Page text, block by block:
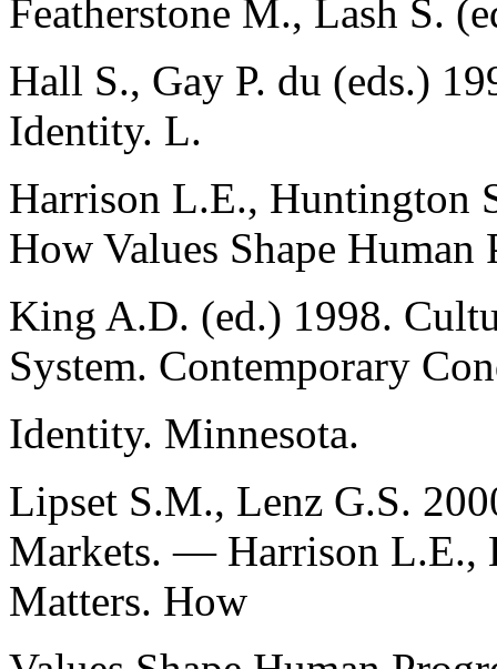
Fеatherstone M., Lash S.
Hall S., Gay P. du (eds.)
Identity. L.
Harrison L.E., Huntington
How Values Shape Human
King A.D. (ed.) 1998.
System. Contemporary
Identity. Minnesota.
Lipset S.М., Lenz G.S.
Markets. — Harrison L.E.,
Matters. How